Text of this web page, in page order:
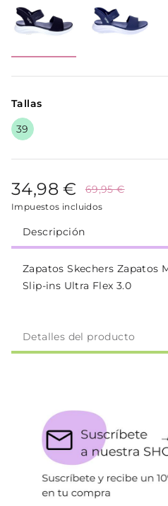
Tallas
39
34,98 € 69,95 €
Impuestos incluidos
Descripción
Zapatos Skechers Zapatos
Slip-ins Ultra Flex 3.0
Detalles del producto